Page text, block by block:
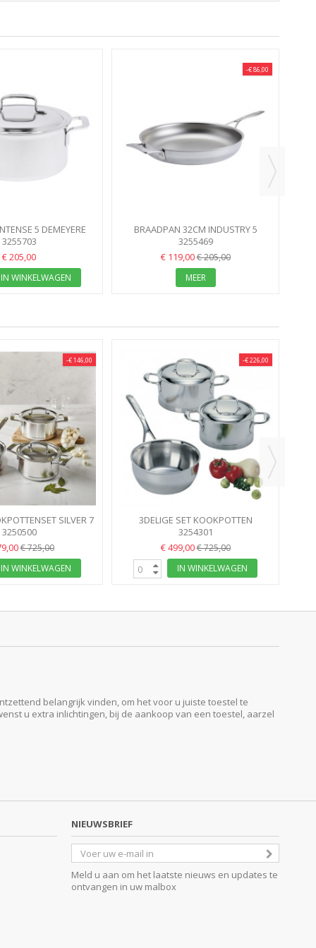
5 DEMEYERE
20CM 3L
3255703
€ 205,00
IN WINKELWAGEN
-€ 86,00
BRAADPAN 32CM INDUSTRY 5
NANOTOUCH DEMEYERE
3255469
€ 119,00€ 205,00
MEER
-€ 146,00
SILVER 7
STARTSET
3250500
€ 725,00
IN WINKELWAGEN
-€ 226,00
3DELIGE SET KOOKPOTTEN
ATLANTIS STARTSET
3254301
€ 499,00€ 725,00
IN WINKELWAGEN
belangrijk vinden, om het voor u juiste toestel te
u extra inlichtingen, bij de aankoop van een toestel, aarzel
NIEUWSBRIEF
Meld u aan om het laatste nieuws en updates te
ontvangen in uw malbox